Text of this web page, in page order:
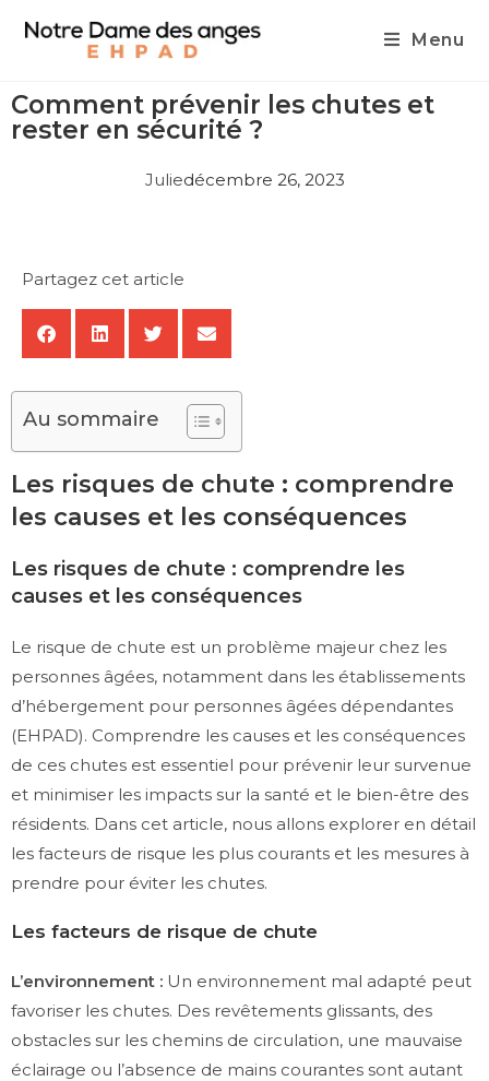
Menu
Comment prévenir les chutes et
rester en sécurité ?
Juliedécembre 26, 2023
Partagez cet article
Au sommaire
Les risques de chute : comprendre
les causes et les conséquences
Les risques de chute : comprendre les
causes et les conséquences
Le risque de chute est un problème majeur chez les
personnes âgées, notamment dans les établissements
d’hébergement pour personnes âgées dépendantes
(EHPAD). Comprendre les causes et les conséquences
de ces chutes est essentiel pour prévenir leur survenue
et minimiser les impacts sur la santé et le bien-être des
résidents. Dans cet article, nous allons explorer en détail
les facteurs de risque les plus courants et les mesures à
prendre pour éviter les chutes.
Les facteurs de risque de chute
L’environnement : Un environnement mal adapté peut
favoriser les chutes. Des revêtements glissants, des
obstacles sur les chemins de circulation, une mauvaise
éclairage ou l’absence de mains courantes sont autant